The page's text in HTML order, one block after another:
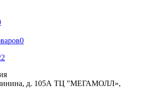
0
д. 105А ТЦ "МЕГАМОЛЛ»,